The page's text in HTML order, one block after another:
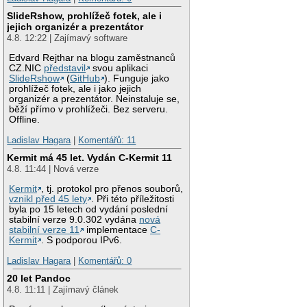
SlideRshow, prohlížeč fotek, ale i
jejich organizér a prezentátor
4.8. 12:22 | Zajímavý software
Edvard Rejthar na blogu zaměstnanců
CZ.NIC představil
svou aplikaci
SlideRshow
(GitHub ). Funguje jako
prohlížeč fotek, ale i jako jejich
organizér a prezentátor. Neinstaluje se,
běží přímo v prohlížeči. Bez serveru.
Offline.
Ladislav Hagara | Komentářů: 11
Kermit má 45 let. Vydán C-Kermit 11
4.8. 11:44 | Nová verze
Kermit , tj. protokol pro přenos souborů,
vznikl před 45 lety . Při této příležitosti
byla po 15 letech od vydání poslední
stabilní verze 9.0.302 vydána nová
stabilní verze 11
implementaceC-
Kermit . S podporou IPv6.
Ladislav Hagara | Komentářů: 0
20 let Pandoc
4.8. 11:11 | Zajímavý článek